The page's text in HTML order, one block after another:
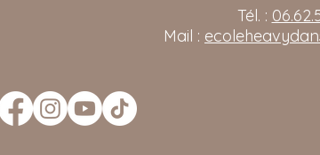
Tél. :
Mail :